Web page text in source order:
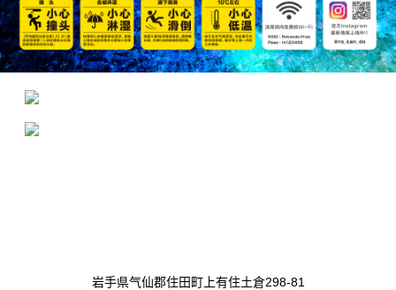
岩手県气仙郡住田町上有住土倉298-81